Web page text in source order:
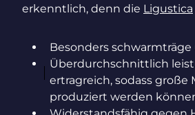
erkenntlich, denn die Ligustica
Besonders
Überdurchschnittlich
ertragreich, sodass große
produziert werden